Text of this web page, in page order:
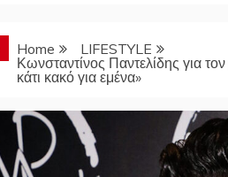
Home
LIFESTYLE
Κωνσταντίνος Παντελίδης για
κάτι κακό για εμένα»